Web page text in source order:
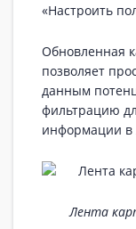
«Настроить
Обновленная
позволяет
данным
фильтрацию
информации в
Лента